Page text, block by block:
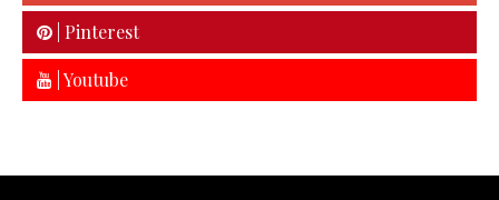
| Pinterest
| Youtube